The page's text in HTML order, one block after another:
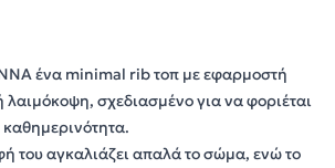
ένα minimal rib τοπ με εφαρμοστή
σχεδιασμένο για να φοριέται
του αγκαλιάζει απαλά το σώμα, ενώ το